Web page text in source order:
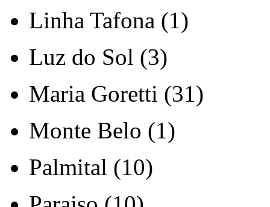
Linha Tafona (1)
Luz do Sol (3)
Maria Goretti (31)
Monte Belo (1)
Palmital (10)